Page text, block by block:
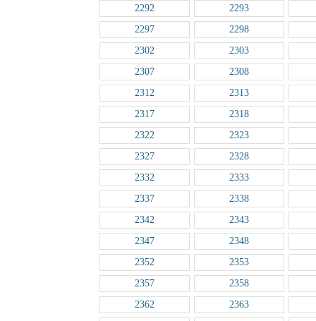
2292
2293
2297
2298
2302
2303
2307
2308
2312
2313
2317
2318
2322
2323
2327
2328
2332
2333
2337
2338
2342
2343
2347
2348
2352
2353
2357
2358
2362
2363